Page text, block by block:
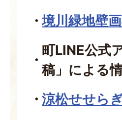
境川緑地壁
町LINE公式
稿」による
涼松せせら